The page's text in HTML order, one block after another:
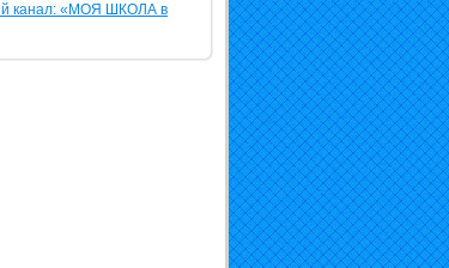
канал: «МОЯ ШКОЛА в